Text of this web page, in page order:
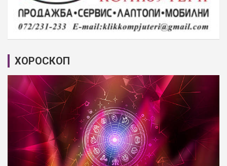
ХОРОСКОП